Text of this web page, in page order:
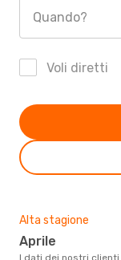
Quando?
Voli diretti
Alta stagione
aprile
I dati dei nostri clienti ci dicono